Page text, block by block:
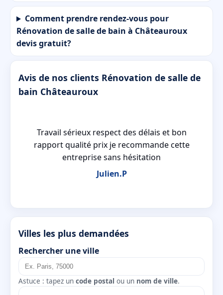
Comment prendre rendez-vous pour
Rénovation de salle de bain à Châteauroux
devis gratuit?
Avis de nos clients Rénovation de salle de
bain Châteauroux
Travail sérieux respect des délais et bon
rapport qualité prix je recommande cette
entreprise sans hésitation
Julien.P
Villes les plus demandées
Rechercher une ville
Astuce : tapez un code postal ou un nom de ville.